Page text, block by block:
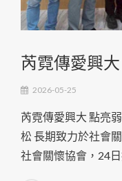
芮霓傳愛興
2026-05-25
芮霓傳愛興大 點亮
松 長期致力於社會
社會關懷協會，24